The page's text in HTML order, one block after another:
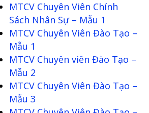
MTCV Chuyên Viên Chính
Sách Nhân Sự – Mẫu 1
MTCV Chuyên Viên Đào Tạo –
Mẫu 1
MTCV Chuyên viên Đào Tạo –
Mẫu 2
MTCV Chuyên Viên Đào Tạo –
Mẫu 3